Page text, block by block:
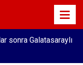
sonra Galatasaraylı